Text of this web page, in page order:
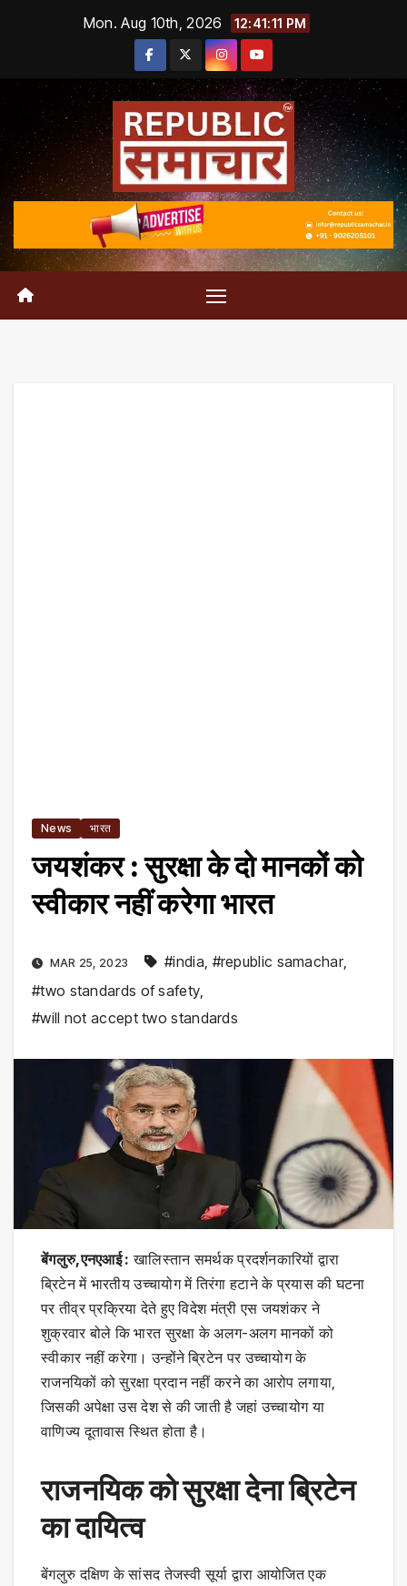
Mon. Aug 10th, 2026 12:41:12 PM
News भारत
जयशंकर : सुरक्षा के दो मानकों को
स्वीकार नहीं करेगा भारत
MAR 25, 2023 #india #republic samachar,
#two standards of safety
#will not accept two standards
बेंगलुरु,एनएआई : खालिस्तान समर्थक प्रदर्शनकारियों द्वारा
ब्रिटेन में भारतीय उच्चायोग में तिरंगा हटाने के प्रयास की घटना
पर तीव्र प्रक्रिया देते हुए विदेश मंत्री एस जयशंकर ने
शुक्रवार बोले कि भारत सुरक्षा के अलग-अलग मानकों को
स्वीकार नहीं करेगा। उन्होंने ब्रिटेन पर उच्चायोग के
राजनयिकों को सुरक्षा प्रदान नहीं करने का आरोप लगाया,
जिसकी अपेक्षा उस देश से की जाती है जहां उच्चायोग या
वाणिज्य दूतावास स्थित होता है।
राजनयिक को सुरक्षा देना ब्रिटेन
का दायित्व
बेंगलुरु दक्षिण के सांसद तेजस्वी सूर्या द्वारा आयोजित एक